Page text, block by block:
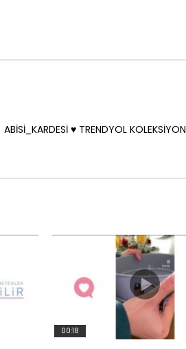
ABİSİ_KARDESİ ♥️ TRENDYOL KOLEKSİYON
00:18